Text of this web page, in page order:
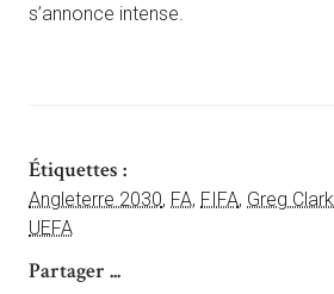
s’annonce intense.
Étiquettes :
Angleterre 2030, FA, FIFA, Greg
UEFA
Partager ...